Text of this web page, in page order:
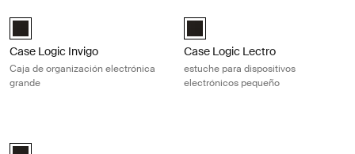
Case Logic Invigo electronic case large Negro (selected)
Case Logic Invigo
Caja de organización electrónica
grande
Case Logic Lectro Accessory
Case Logic Lectro
estuche para dispositivos
electrónicos pequeño
Case Logic Portable Hard Drive Case Negro (selected)